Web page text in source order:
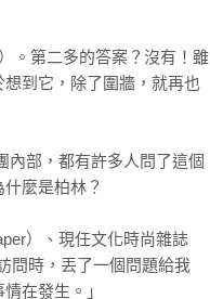
。第二多的答案？沒有！雖
到它，除了圍牆，就再也
部，都有許多人問了這個
麼是柏林？
）、現任文化時尚雜誌
問時，丟了一個問題給我
在發生。」